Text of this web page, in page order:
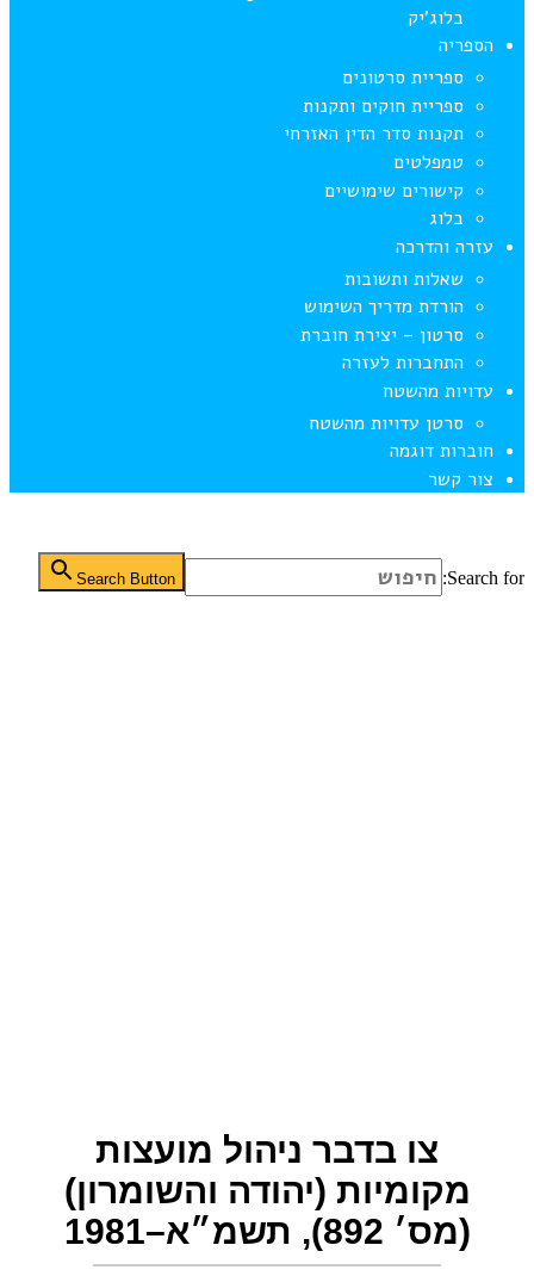
בלוג’יק
הספריה
ספריית סרטונים
ספריית חוקים ותקנות
תקנות סדר הדין האזרחי
טמפלטים
קישורים שימושיים
בלוג
עזרה והדרכה
שאלות ותשובות
הורדת מדריך השימוש
סרטון – יצירת חוברת
התחברות לעזרה
עדויות מהשטח
סרטן עדויות מהשטח
חוברות דוגמה
צור קשר
Search for:
Search Button
צו בדבר ניהול מועצות
מקומיות (יהודה והשומרון)
(מס׳ 892), תשמ״א–1981